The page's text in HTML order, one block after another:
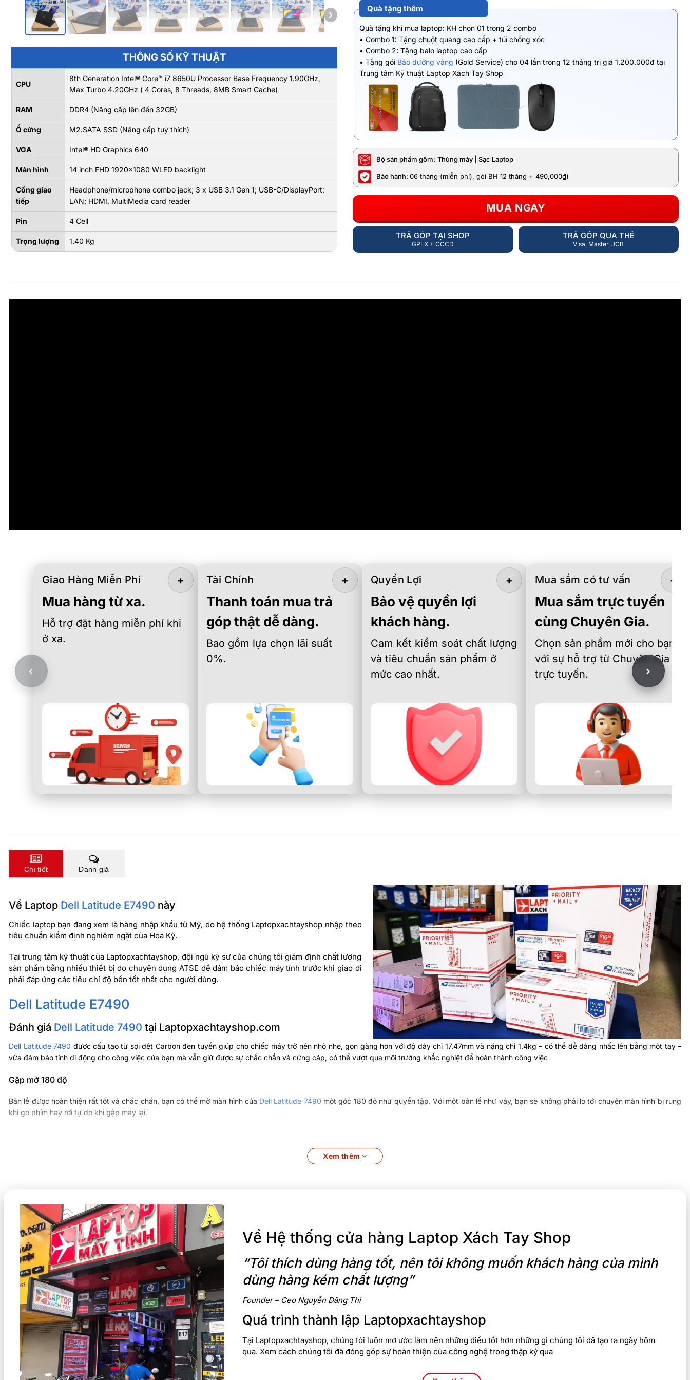
❯
THÔNG SỐ KỸ THUẬT
CPU
8th Generation Intel® Core™ i7 8650U Processor Base Frequency 1.90GHz,
Max Turbo 4.20GHz ( 4 Cores, 8 Threads, 8MB Smart Cache)
RAM DDR4 (Nâng cấp lên đến 32GB)
Ổ cứng M2.SATA SSD (Nâng cấp tuỳ thích)
VGA Intel® HD Graphics 640
Màn hình 14 inch FHD 1920x1080 WLED backlight
Cổng giao
tiếp
Headphone/microphone combo jack; 3 x USB 3.1 Gen 1; USB-C/DisplayPort;
LAN; HDMI, MultiMedia card reader
Pin 4 Cell
Trọng lượng 1.40 Kg
Quà tặng thêm
Quà tặng khi mua laptop: KH chọn 01 trong 2 combo
• Combo 1: Tặng chuột quang cao cấp + túi chống xóc
• Combo 2: Tặng balo laptop cao cấp
• Tặng gói Bảo dưỡng vàng (Gold Service) cho 04 lần trong 12 tháng trị giá 1.200.000đ tại
Trung tâm Kỹ thuật Laptop Xách Tay Shop
Bộ sản phẩm gồm: Thùng máy | Sạc Laptop
Bảo hành: 06 tháng (miễn phí), gói BH 12 tháng + 490,000₫)
MUA NGAY
TRẢ GÓP TẠI SHOP
GPLX + CCCD
TRẢ GÓP QUA THẺ
Visa, Master, JCB
‹
Giao Hàng Miễn Phí
Mua hàng từ xa.
Hỗ trợ đặt hàng miễn phí khi
ở xa.
+ Tài Chính
Thanh toán mua trả
góp thật dễ dàng.
Bao gồm lựa chọn lãi suất
0%.
+ Quyền Lợi
Bảo vệ quyền lợi
khách hàng.
Cam kết kiểm soát chất lượng
và tiêu chuẩn sản phẩm ở
mức cao nhất.
+ Mua sắm có tư vấn
Mua sắm trực tuyến
cùng Chuyên Gia.
Chọn sản phẩm mới cho bạn
với sự hỗ trợ từ Chuyên Gia
trực tuyến.
+
›
Chi tiết Đánh giá
Về Laptop Dell Latitude E7490 này
Chiếc laptop bạn đang xem là hàng nhập khẩu từ Mỹ, do hệ thống Laptopxachtayshop nhập theo
tiêu chuẩn kiểm định nghiêm ngặt của Hoa Kỳ.
Tại trung tâm kỹ thuật của Laptopxachtayshop, đội ngũ kỹ sư của chúng tôi giám định chất lượng
sản phẩm bằng nhiều thiết bị đo chuyên dụng ATSE để đảm bảo chiếc máy tính trước khi giao đi
phải đáp ứng các tiêu chí độ bền tốt nhất cho người dùng.
Dell Latitude E7490
Đánh giá Dell Latitude 7490 tại Laptopxachtayshop.com
Dell Latitude 7490 được cấu tạo từ sợi dệt Carbon đen tuyền giúp cho chiếc máy trở nên nhỏ nhẹ, gọn gàng hơn với độ dày chỉ 17.47mm và nặng chỉ 1.4kg – có thể dễ dàng nhấc lên bằng một tay –
vừa đảm bảo tính di động cho công việc của bạn mà vẫn giữ được sự chắc chắn và cứng cáp, có thể vượt qua môi trường khắc nghiệt để hoàn thành công việc
Gập mở 180 độ
Bản lề được hoàn thiện rất tốt và chắc chắn, bạn có thể mở màn hình của Dell Latitude 7490 một góc 180 độ như quyển tập. Với một bản lề như vậy, bạn sẽ không phải lo tới chuyện màn hình bị rung
khi gõ phím hay rơi tự do khi gập máy lại.
Xem thêm
Về Hệ thống cửa hàng Laptop Xách Tay Shop
“Tôi thích dùng hàng tốt, nên tôi không muốn khách hàng của mình
dùng hàng kém chất lượng”
Founder – Ceo Nguyễn Đăng Thi
Quá trình thành lập Laptopxachtayshop
Tại Laptopxachtayshop, chúng tôi luôn mơ ước làm nên những điều tốt hơn những gì chúng tôi đã tạo ra ngày hôm
qua. Xem cách chúng tôi đã đóng góp sự hoàn thiện của công nghệ trong thập kỷ qua